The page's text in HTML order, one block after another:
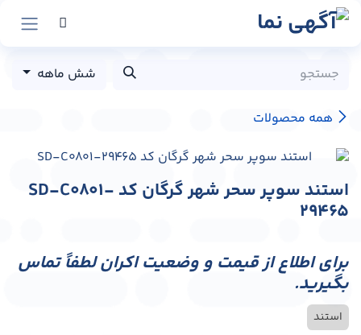
پرش به محتوا
همه محصولات
شش ماهه
استند سوپر سحر شهر گرگان کد SD-C0801-
29465
برای اطلاع از قیمت و وضعیت اکران لطفاً تماس
بگیرید.
استند